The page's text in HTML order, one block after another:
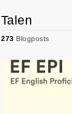
Talen
273 Blogposts